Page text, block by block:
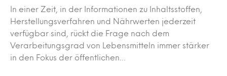
In einer Zeit, in der Informationen zu Inhaltsstoffen,
Herstellungsverfahren und Nährwerten jederzeit
verfügbar sind, rückt die Frage nach dem
Verarbeitungsgrad von Lebensmitteln immer stärker
in den Fokus der öffentlichen…